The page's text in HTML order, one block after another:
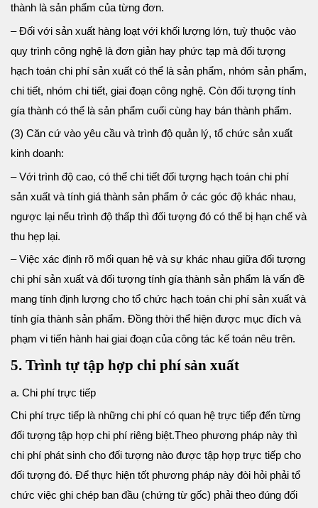
thành là sản phẩm của từng đơn.
– Đối với sản xuất hàng loạt với khối lượng lớn, tuỳ thuộc vào
quy trình công nghệ là đơn giản hay phức tạp mà đối tượng
hạch toán chi phí sản xuất có thể là sản phẩm, nhóm sản phẩm,
chi tiết, nhóm chi tiết, giai đoạn công nghệ. Còn đối tượng tính
gía thành có thể là sản phẩm cuối cùng hay bán thành phẩm.
(3) Căn cứ vào yêu cầu và trình độ quản lý, tổ chức sản xuất
kinh doanh:
– Với trình độ cao, có thể chi tiết đối tượng hạch toán chi phí
sản xuất và tính giá thành sản phẩm ở các góc độ khác nhau,
ngược lại nếu trình độ thấp thì đối tượng đó có thể bị hạn chế và
thu hẹp lại.
– Việc xác định rõ mối quan hệ và sự khác nhau giữa đối tượng
chi phí sản xuất và đối tượng tính gía thành sản phẩm là vấn đề
mang tính định lượng cho tổ chức hạch toán chi phí sản xuất và
tính gía thành sản phẩm. Đồng thời thể hiện được mục đích và
phạm vi tiến hành hai giai đoạn của công tác kế toán nêu trên.
5. Trình tự tập hợp chi phí sản xuất
a. Chi phí trực tiếp
Chi phí trực tiếp là những chi phí có quan hệ trực tiếp đến từng
đối tượng tập hợp chi phí riêng biệt.Theo phương pháp này thì
chi phí phát sinh cho đối tượng nào được tập hợp trực tiếp cho
đối tượng đó. Để thực hiện tốt phương pháp này đòi hỏi phải tổ
chức việc ghi chép ban đầu (chứng từ gốc) phải theo đúng đối